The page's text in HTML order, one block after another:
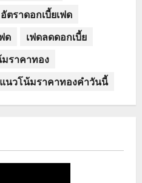
อัตราดอกเบี้ยเฟด
ด
เฟดลดดอกเบี้ย
ราคาทอง
แนวโน้มราคาทองคำวันนี้